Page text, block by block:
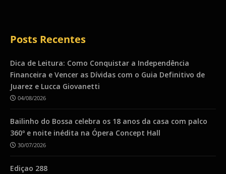
Posts Recentes
Dica de Leitura: Como Conquistar a Independência
Financeira e Vencer as Dívidas com o Guia Definitivo de
Juarez e Lucca Giovanetti
04/08/2026
Bailinho do Bossa celebra os 18 anos da casa com palco
360º e noite inédita na Ópera Concept Hall
30/07/2026
Ediçao 288